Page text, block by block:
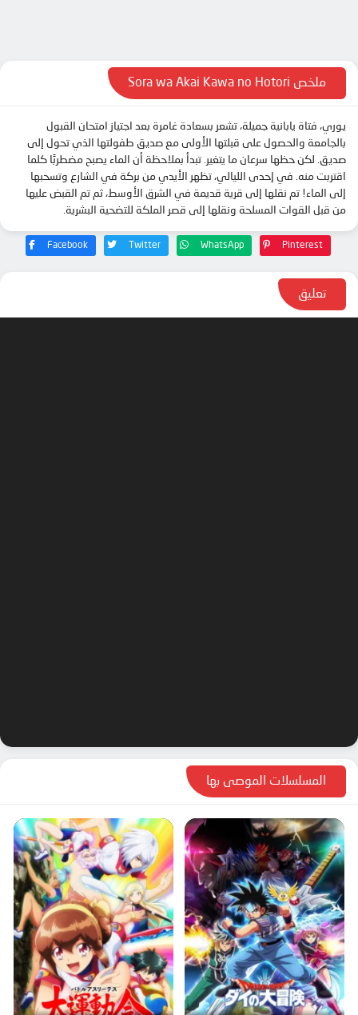
ملخص Sora wa Akai Kawa no Hotori
يوري، فتاة يابانية جميلة، تشعر بسعادة غامرة بعد اجتياز امتحان القبول
بالجامعة والحصول على قبلتها الأولى مع صديق طفولتها الذي تحول إلى
صديق. لكن حظها سرعان ما يتغير. تبدأ بملاحظة أن الماء يصبح مضطربًا كلما
اقتربت منه. في إحدى الليالي، تظهر الأيدي من بركة في الشارع وتسحبها
إلى الماء! تم نقلها إلى قرية قديمة في الشرق الأوسط، ثم تم القبض عليها
من قبل القوات المسلحة ونقلها إلى قصر الملكة للتضحية البشرية.
Facebook Twitter WhatsApp Pinterest
تعليق
المسلسلات الموصى بها